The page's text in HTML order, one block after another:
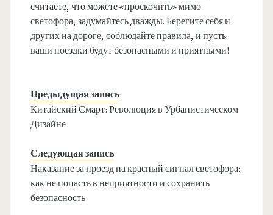
считаете, что можете «проскочить» мимо
светофора, задумайтесь дважды. Берегите себя и
других на дороге, соблюдайте правила, и пусть
ваши поездки будут безопасными и приятными!
Предыдущая запись
Китайский Смарт: Революция в Урбанистическом
Дизайне
Следующая запись
Наказание за проезд на красный сигнал светофора:
как не попасть в неприятности и сохранить
безопасность